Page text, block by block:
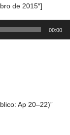
de 2015″]
00:00
Ap 20–22)”